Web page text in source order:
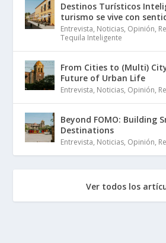
Destinos Turísticos
turismo se vive con
Entrevista, Noticias, Opinión,
Tequila Inteligente
From Cities to (Multi)
Future of Urban Life
Entrevista, Noticias, Opinión,
Beyond FOMO: Building
Destinations
Entrevista, Noticias, Opinión,
Ver todos los